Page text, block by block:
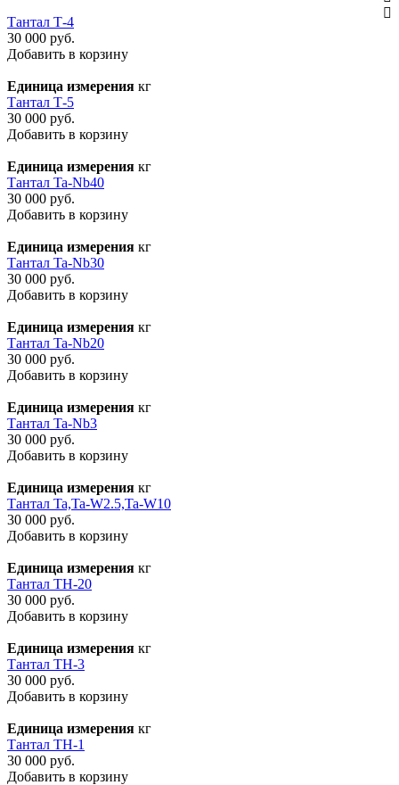
Тантал Т-4
30 000 руб.
Добавить в корзину
Единица измерения кг
Тантал Т-5
30 000 руб.
Добавить в корзину
Единица измерения кг
Тантал Ta-Nb40
30 000 руб.
Добавить в корзину
Единица измерения кг
Тантал Ta-Nb30
30 000 руб.
Добавить в корзину
Единица измерения кг
Тантал Ta-Nb20
30 000 руб.
Добавить в корзину
Единица измерения кг
Тантал Ta-Nb3
30 000 руб.
Добавить в корзину
Единица измерения кг
Тантал Ta,Ta-W2.5,Ta-W10
30 000 руб.
Добавить в корзину
Единица измерения кг
Тантал ТН-20
30 000 руб.
Добавить в корзину
Единица измерения кг
Тантал ТН-3
30 000 руб.
Добавить в корзину
Единица измерения кг
Тантал ТН-1
30 000 руб.
Добавить в корзину